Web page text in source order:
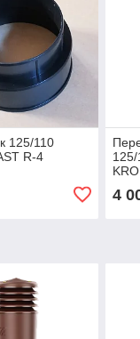
125/110
R-4
4